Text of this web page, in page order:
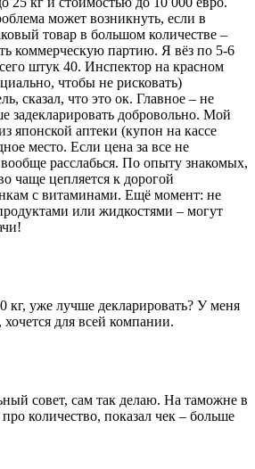
может возникнуть, если в
товар в большом количестве –
коммерческую партию. Я вёз по 5-6
штук 40. Инспектор на красном
чтобы не рисковать)
сказал, что это ок. Главное – не
задекларировать добровольно. Мой
японской аптеки (купон на кассе
место. Если цена за все не
расслабься. По опыту знакомых,
чаще цепляется к дорогой
с витаминами. Ещё момент: не
или жидкостями – могут
кг, уже лучше декларировать? У меня
для всей компании.
совет, сам так делаю. На таможне в
количество, показал чек – больше